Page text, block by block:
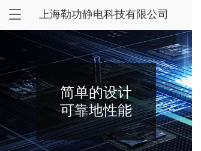
T
g
e
n
a
g
a
上海勒功静电科技有限公司
简单的设计
可靠地性能